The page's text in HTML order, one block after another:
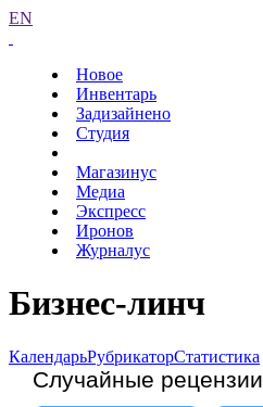
EN
Новое
Инвентарь
Задизайнено
Студия
Магазинус
Медиа
Экспресс
Иронов
Журналус
Бизнес-линч
КалендарьРубрикаторСтатистика
Случайные рецензии